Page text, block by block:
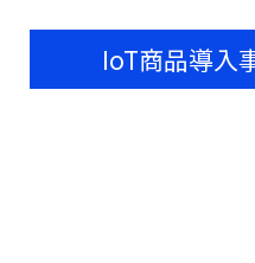
IoT商品導入